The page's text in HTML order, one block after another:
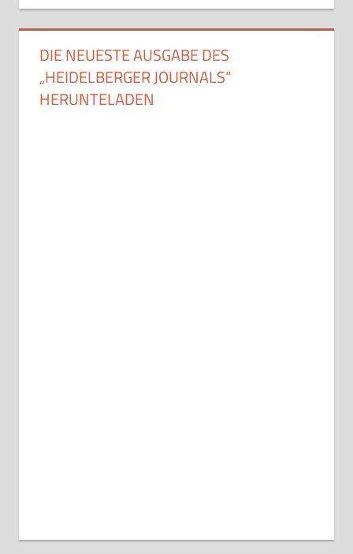
DIE NEUESTE AUSGABE DES
„HEIDELBERGER JOURNALS“
HERUNTELADEN